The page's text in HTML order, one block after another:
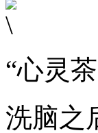
“心灵
洗脑之